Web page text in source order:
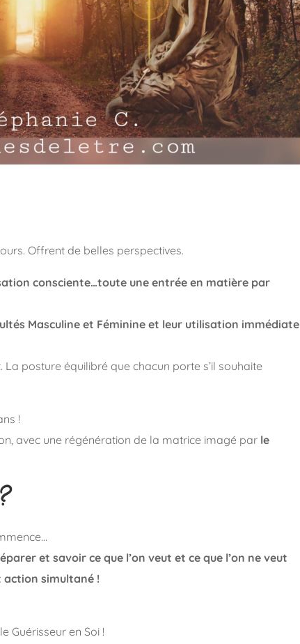
Offrent de belles perspectives.
consciente…toute une entrée en matière par
Masculine et Féminine et leur utilisation immédiate
posture équilibré que chacun porte s’il souhaite
!
avec une régénération de la matrice imagé par le
et savoir ce que l’on veut et ce que l’on ne veut
action simultané !
Guérisseur en Soi !